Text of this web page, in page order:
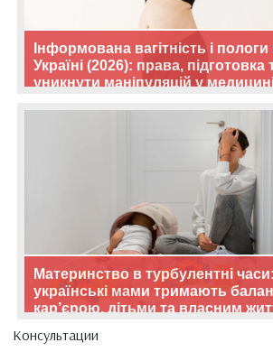
Інформована вагітність і пологи
Україні (2026): права, підготовка
уникнути маніпуляцій у
Материнство в турбулентні
українські мами тримають
кар’єрою, дітьми та власним
Консультации